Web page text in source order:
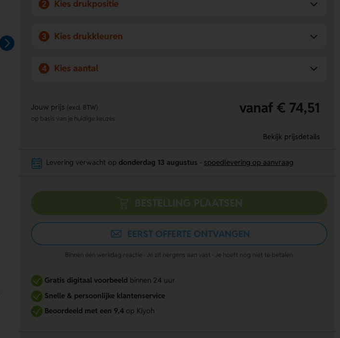
2 Kies drukpositie
3 Kies drukkleuren
4 Kies aantal
Jouw prijs (excl. BTW) vanaf € 74,51
op basis van je huidige keuzes
Bekijk prijsdetails
Levering verwacht op donderdag 13 augustus spoedlevering op aanvraag
BESTELLING PLAATSEN
EERST OFFERTE ONTVANGEN
Binnen één werkdag reactie · Je zit nergens aan vast · Je hoeft nog niet te betalen
Gratis digitaal voorbeeldbinnen 24 uur
Snelle & persoonlijke klantenservice
Beoordeeld met een 9,4op Kiyoh